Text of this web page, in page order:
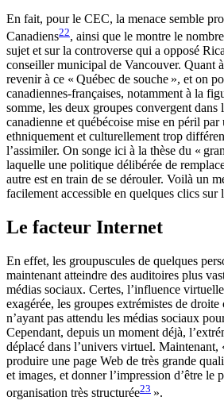
En fait, pour le CEC, la menace semble
Canadiens22, ainsi que le montre le
sujet et sur la controverse qui a opposé
conseiller municipal de Vancouver. Quant
revenir à ce « Québec de souche », et on
canadiennes-françaises, notamment à la
somme, les deux groupes convergent dans
canadienne et québécoise mise en péril
ethniquement et culturellement trop
l’assimiler. On songe ici à la thèse du «
laquelle une politique délibérée de
autre est en train de se dérouler. Voilà un
facilement accessible en quelques clics sur
Le facteur Internet
En effet, les groupuscules de quelques
maintenant atteindre des auditoires plus
médias sociaux. Certes, l’influence
exagérée, les groupes extrémistes de droite
n’ayant pas attendu les médias sociaux
Cependant, depuis un moment déjà,
déplacé dans l’univers virtuel. Maintenant,
produire une page Web de très grande
et images, et donner l’impression d’être le
organisation très structurée23 ».